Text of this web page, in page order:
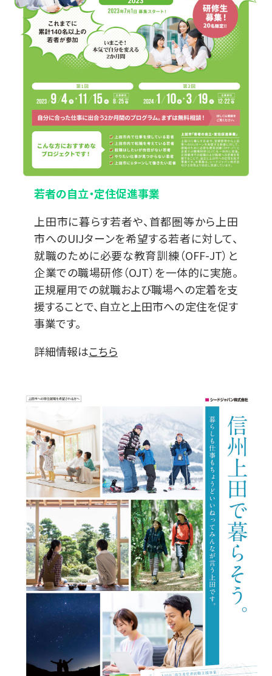
若者の自立・定住促進事業
上田市に暮らす若者や、首都圏等から上田
市へのUIJターンを希望する若者に対して、
就職のために必要な教育訓練（OFF-JT）と
企業での職場研修（OJT）を一体的に実施。
正規雇用での就職および職場への定着を支
援することで、自立と上田市への定住を促す
事業です。
詳細情報はこちら